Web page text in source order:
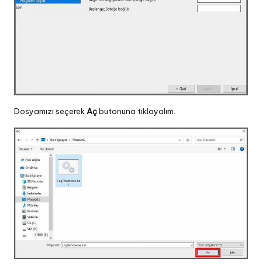
Dosyamızı seçerekAçbutonuna tıklayalım.